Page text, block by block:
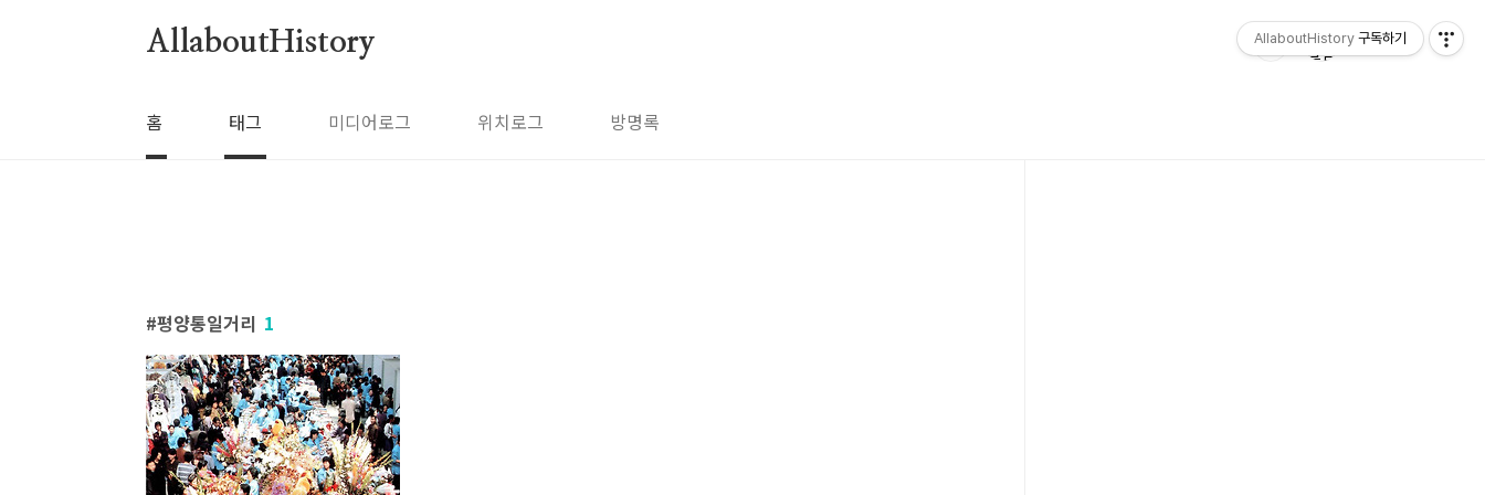
AllaboutHistory
홈 태그 미디어로그 위치로그 방명록
평양통일거리 1
AllaboutHistory 구독하기